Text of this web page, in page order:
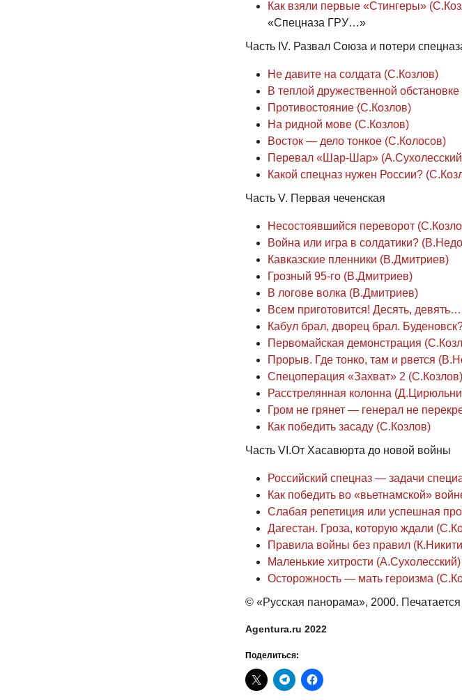
Как взяли первые «Стингеры»
«Спецназа ГРУ…»
Часть IV. Развал Союза и потери
Не давите на солдата (С.Козлов)
В теплой дружественной
Противостояние (С.Козлов)
На ридной мове (С.Козлов)
Восток — дело тонкое (С.Колосов)
Перевал «Шар-Шар»
Какой спецназ нужен России?
Часть V. Первая чеченская
Несостоявшийся переворот
Война или игра в солдатики?
Кавказские пленники (В.Дмитриев)
Грозный 95-го (В.Дмитриев)
В логове волка (В.Дмитриев)
Всем приготовится! Десять,
Кабул брал, дворец брал.
Первомайская демонстрация
Прорыв. Где тонко, там и рвется
Спецоперация «Захват» 2 (С.Козлов)
Расстрелянная колонна
Гром не грянет — генерал не
Как победить засаду (С.Козлов)
Часть VI.От Хасавюрта до новой войны
Российский спецназ — задачи
Как победить во «вьетнамской»
Слабая репетиция или успешная
Дагестан. Гроза, которую ждали
Правила войны без правил
Маленькие хитрости (А.Сухолесский)
Осторожность — мать героизма
© «Русская панорама», 2000.
Agentura.ru 2022
Поделиться: